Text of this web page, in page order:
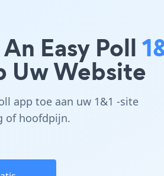
Easy Poll
Uw Website
app toe aan uw 1&1 -site
of hoofdpijn.